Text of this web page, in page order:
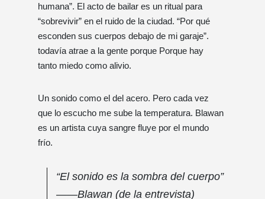
humana”. El acto de bailar es un ritual para
“sobrevivir” en el ruido de la ciudad. “Por qué
esconden sus cuerpos debajo de mi garaje”.
todavía atrae a la gente porque Porque hay
tanto miedo como alivio.
Un sonido como el del acero. Pero cada vez
que lo escucho me sube la temperatura. Blawan
es un artista cuya sangre fluye por el mundo
frío.
“El sonido es la sombra del cuerpo”
——Blawan (de la entrevista)